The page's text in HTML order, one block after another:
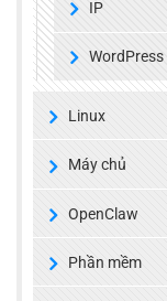
IP
WordPress
Linux
Máy chủ
OpenClaw
Phần mềm